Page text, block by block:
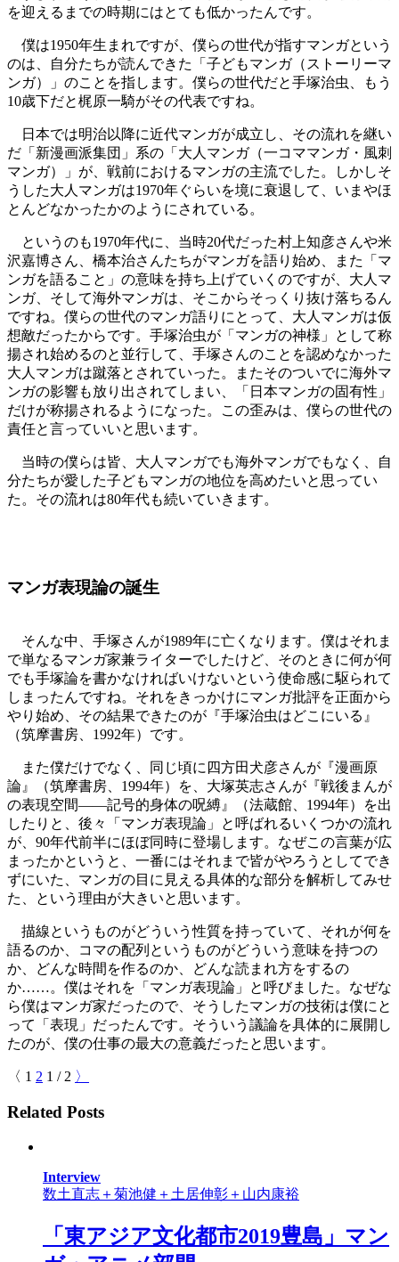
を迎えるまでの時期にはとても低かったんです。
僕は1950年生まれですが、僕らの世代が指すマンガという
のは、自分たちが読んできた「子どもマンガ（ストーリーマ
ンガ）」のことを指します。僕らの世代だと手塚治虫、もう
10歳下だと梶原一騎がその代表ですね。
日本では明治以降に近代マンガが成立し、その流れを継い
だ「新漫画派集団」系の「大人マンガ（一コママンガ・風刺
マンガ）」が、戦前におけるマンガの主流でした。しかしそ
うした大人マンガは1970年ぐらいを境に衰退して、いまやほ
とんどなかったかのようにされている。
というのも1970年代に、当時20代だった村上知彦さんや米
沢嘉博さん、橋本治さんたちがマンガを語り始め、また「マ
ンガを語ること」の意味を持ち上げていくのですが、大人マ
ンガ、そして海外マンガは、そこからそっくり抜け落ちるん
ですね。僕らの世代のマンガ語りにとって、大人マンガは仮
想敵だったからです。手塚治虫が「マンガの神様」として称
揚され始めるのと並行して、手塚さんのことを認めなかった
大人マンガは蹴落とされていった。またそのついでに海外マ
ンガの影響も放り出されてしまい、「日本マンガの固有性」
だけが称揚されるようになった。この歪みは、僕らの世代の
責任と言っていいと思います。
当時の僕らは皆、大人マンガでも海外マンガでもなく、自
分たちが愛した子どもマンガの地位を高めたいと思ってい
た。その流れは80年代も続いていきます。
マンガ表現論の誕生
そんな中、手塚さんが1989年に亡くなります。僕はそれま
で単なるマンガ家兼ライターでしたけど、そのときに何が何
でも手塚論を書かなければいけないという使命感に駆られて
しまったんですね。それをきっかけにマンガ批評を正面から
やり始め、その結果できたのが『手塚治虫はどこにいる』
（筑摩書房、1992年）です。
また僕だけでなく、同じ頃に四方田犬彦さんが『漫画原
論』（筑摩書房、1994年）を、大塚英志さんが『戦後まんが
の表現空間――記号的身体の呪縛』（法蔵館、1994年）を出
したりと、後々「マンガ表現論」と呼ばれるいくつかの流れ
が、90年代前半にほぼ同時に登場します。なぜこの言葉が広
まったかというと、一番にはそれまで皆がやろうとしてでき
ずにいた、マンガの目に見える具体的な部分を解析してみせ
た、という理由が大きいと思います。
描線というものがどういう性質を持っていて、それが何を
語るのか、コマの配列というものがどういう意味を持つの
か、どんな時間を作るのか、どんな読まれ方をするの
か……。僕はそれを「マンガ表現論」と呼びました。なぜな
ら僕はマンガ家だったので、そうしたマンガの技術は僕にと
って「表現」だったんです。そういう議論を具体的に展開し
たのが、僕の仕事の最大の意義だったと思います。
〈 1 2 1 / 2 〉
Related Posts
Interview
数土直志＋菊池健＋土居伸彰＋山内康裕
「東アジア文化都市2019豊島」マン